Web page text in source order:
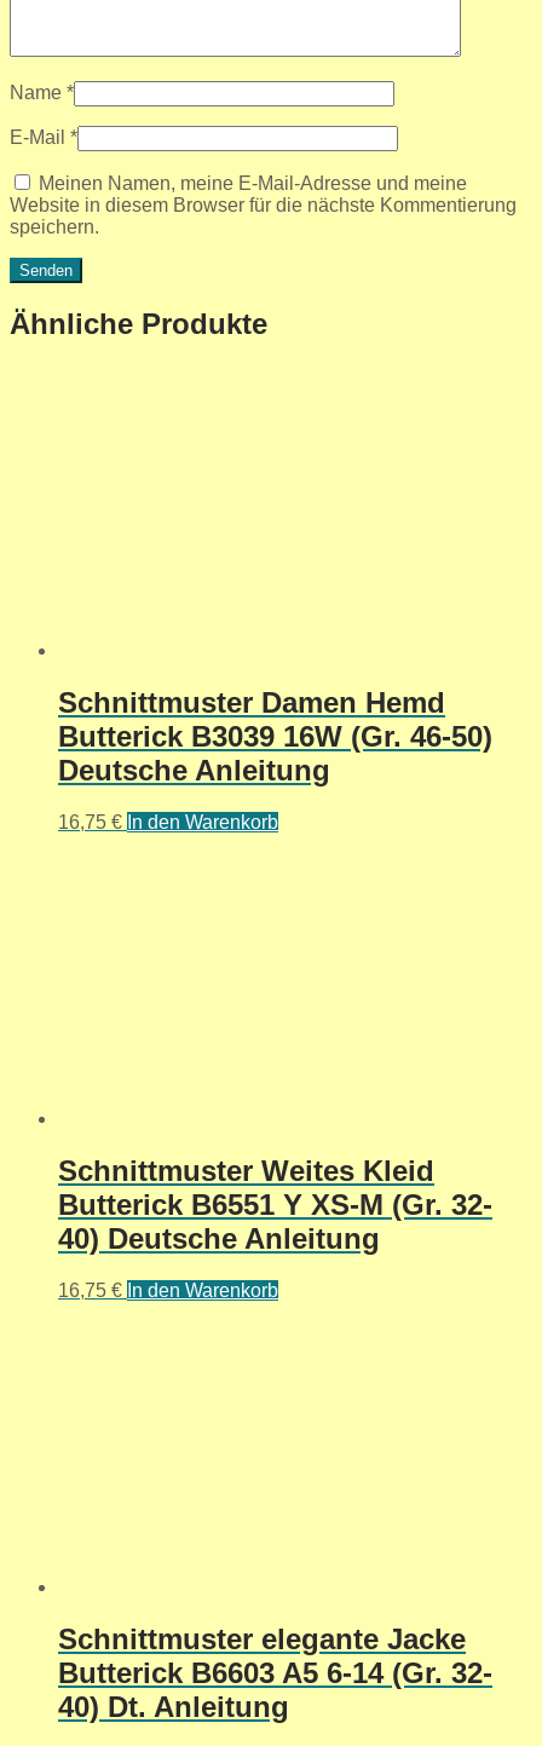
Name *
E-Mail *
Meinen Namen, meine E-Mail-Adresse und meine
Website in diesem Browser für die nächste Kommentierung
speichern.
Ähnliche Produkte
Schnittmuster Damen Hemd
Butterick B3039 16W (Gr. 46-50)
Deutsche Anleitung
16,75 € In den Warenkorb
Schnittmuster Weites Kleid
Butterick B6551 Y XS-M (Gr. 32-
40) Deutsche Anleitung
16,75 € In den Warenkorb
Schnittmuster elegante Jacke
Butterick B6603 A5 6-14 (Gr. 32-
40) Dt. Anleitung